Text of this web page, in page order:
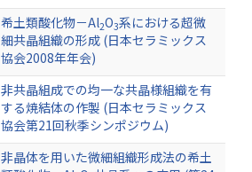
希土類酸化物－Al2O3系における超微
細共晶組織の形成 (日本セラミックス
協会2008年年会)
非共晶組成での均一な共晶様組織を有
する焼結体の作製 (日本セラミックス
協会第21回秋季シンポジウム)
非晶体を用いた微細組織形成法の希土